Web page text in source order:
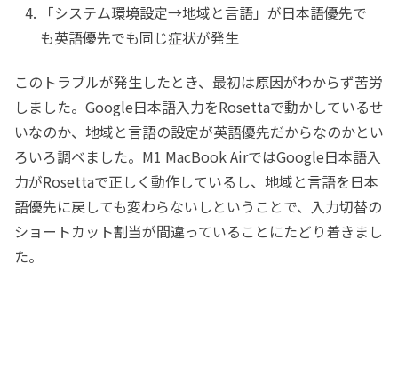
「システム環境設定→地域と言語」が日本語優先で
も英語優先でも同じ症状が発生
このトラブルが発生したとき、最初は原因がわからず苦労
しました。Google日本語入力をRosettaで動かしているせ
いなのか、地域と言語の設定が英語優先だからなのかとい
ろいろ調べました。M1 MacBook AirではGoogle日本語入
力がRosettaで正しく動作しているし、地域と言語を日本
語優先に戻しても変わらないしということで、入力切替の
ショートカット割当が間違っていることにたどり着きまし
た。